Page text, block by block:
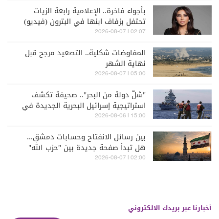
بأجواء فاخرة.. الإعلامية رابعة الزيات
تحتفل بزفاف ابنها في البترون (فيديو)
02:07 | 2026-08-07
المفاوضات شكلية.. التصعيد مرجح قبل
نهاية الشهر
05:00 | 2026-08-07
"شلّ دولة من البحر".. صحيفة تكشف
استراتيجية إسرائيل البحرية الجديدة في
مواجهة "حزب الله"
15:00 | 2026-08-06
بين رسائل الانفتاح وحسابات دمشق...
هل تبدأ صفحة جديدة بين "حزب الله"
وسوريا - الشرع؟
02:00 | 2026-08-07
أخبارنا عبر بريدك الالكتروني